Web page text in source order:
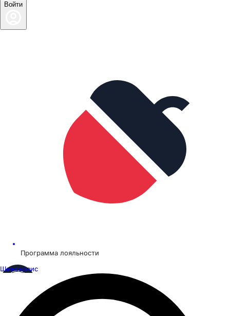
Войти
Программа лояльности
Шинсервис